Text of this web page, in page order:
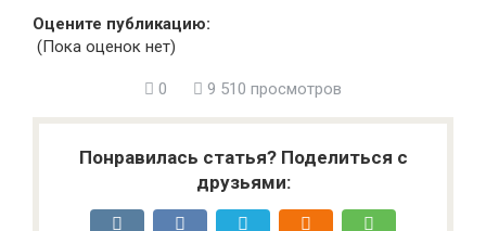
Оцените публикацию:
(Пока оценок нет)
0 9 510 просмотров
Понравилась статья? Поделиться с
друзьями: